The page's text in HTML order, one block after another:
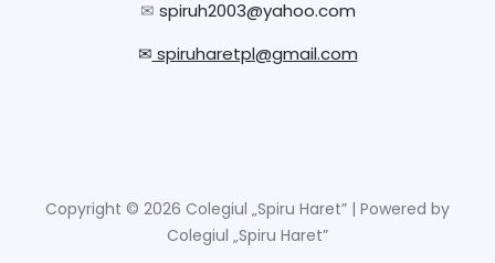
✉ spiruh2003@yahoo.com
✉ spiruharetpl@gmail.com
Copyright © 2026 Colegiul „Spiru Haret” | Powered by
Colegiul „Spiru Haret”